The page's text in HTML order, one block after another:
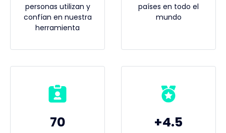
personas utilizan y
confían en nuestra
herramienta
países en todo el
mundo
70 +4.5